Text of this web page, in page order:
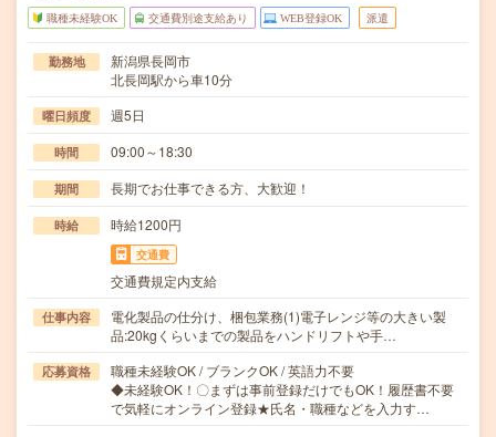
職種未経験OK 交通費別途支給あり WEB登録OK 派遣
勤務地
新潟県長岡市
北長岡駅から車10分
曜日頻度 週5日
時間 09:00～18:30
期間 長期でお仕事できる方、大歓迎！
時給 時給1200円
交通費
交通費規定内支給
仕事内容
電化製品の仕分け、梱包業務(1)電子レンジ等の大きい製
品:20kgくらいまでの製品をハンドリフトや手…
応募資格
職種未経験OK / ブランクOK / 英語力不要
◆未経験OK！〇まずは事前登録だけでもOK！履歴書不要
で気軽にオンライン登録★氏名・職種などを入力す…